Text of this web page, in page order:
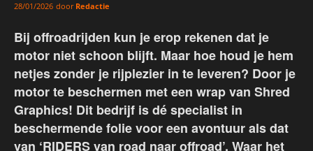
28/01/2026 door Redactie
Bij offroadrijden kun je erop rekenen dat je
motor niet schoon blijft. Maar hoe houd je hem
netjes zonder je rijplezier in te leveren? Door je
motor te beschermen met een wrap van Shred
Graphics! Dit bedrijf is dé specialist in
beschermende folie voor een avontuur als dat
van ‘RIDERS van road naar offroad’. Waar het